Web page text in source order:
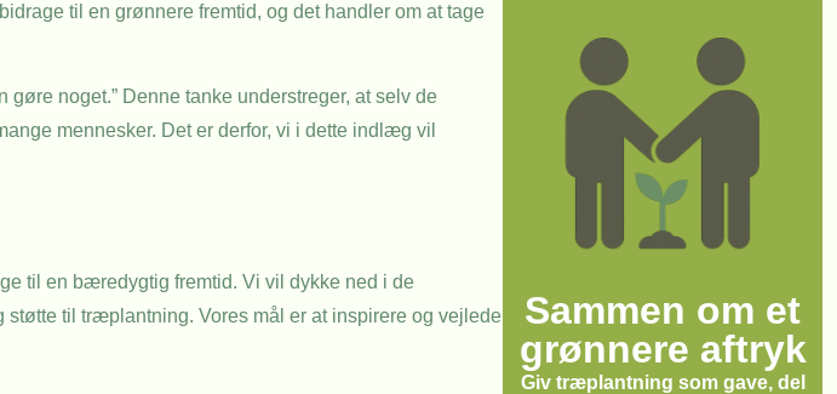
til en grønnere fremtid, og det handler om at tage
noget.” Denne tanke understreger, at selv de
mennesker. Det er derfor, vi i dette indlæg vil
til en bæredygtig fremtid. Vi vil dykke ned i de
til træplantning. Vores mål er at inspirere og vejlede
Sammen om et
grønnere aftryk
Giv træplantning som gave, del